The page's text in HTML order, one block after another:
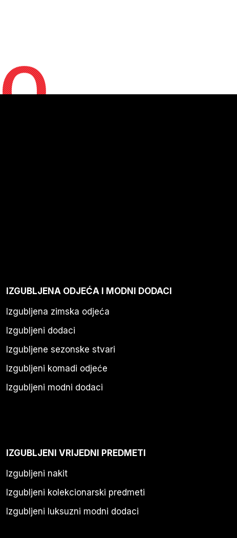
IZGUBLJENA ODJEĆA I MODNI DODACI
Izgubljena zimska odjeća
Izgubljeni dodaci
Izgubljene sezonske stvari
Izgubljeni komadi odjeće
Izgubljeni modni dodaci
IZGUBLJENI VRIJEDNI PREDMETI
Izgubljeni nakit
Izgubljeni kolekcionarski predmeti
Izgubljeni luksuzni modni dodaci